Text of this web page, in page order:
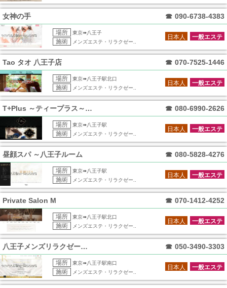
女神の手 ☎ 090-6738-4383
場所 東京➠八王子
施術 メンズエステ・リラクゼー..
一般エステ
日本人
Tao タオ 八王子店 ☎ 070-7525-1446
場所 東京➠八王子駅北口
施術 メンズエステ・リラクゼー..
一般エステ
日本人
T+Plus ～ティープラス～ 八王子店 ☎ 080-6990-2626
場所 東京➠八王子駅
施術 メンズエステ・リラクゼー..
一般エステ
日本人
昼顔スパ ～八王子ルーム ☎ 080-5828-4276
場所 東京➠八王子駅
施術 メンズエステ・リラクゼー..
一般エステ
日本人
Private Salon M ☎ 070-1412-4252
場所 東京➠八王子駅北口
施術 メンズエステ・リラクゼー..
一般エステ
日本人
八王子メンズリラクゼーション RERE ☎ 050-3490-3303
場所 東京➠八王子駅南口
施術 メンズエステ・リラクゼー..
一般エステ
日本人